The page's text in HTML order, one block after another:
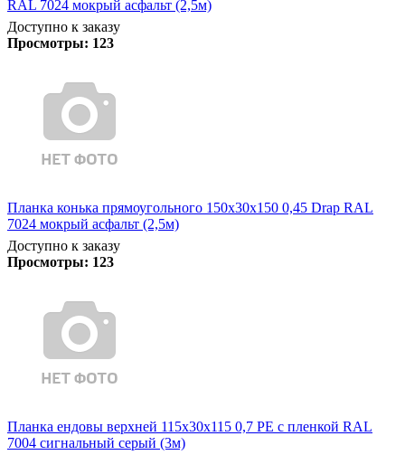
RAL 7024 мокрый асфальт (2,5м)
Доступно к заказу
Просмотры: 123
Планка конька прямоугольного 150х30х150 0,45 Drap RAL
7024 мокрый асфальт (2,5м)
Доступно к заказу
Просмотры: 123
Планка ендовы верхней 115х30х115 0,7 PE с пленкой RAL
7004 сигнальный серый (3м)